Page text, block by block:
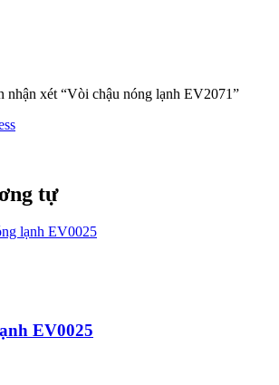
nhận xét “Vòi chậu nóng lạnh EV2071”
tự
EV0025